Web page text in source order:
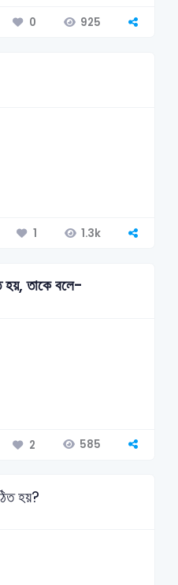
0 925
1 1.3k
হয়, তাকে বলে-
2 585
হয়?